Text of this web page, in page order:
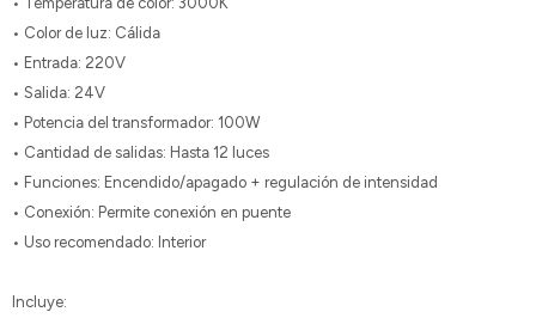
• Color de luz: Cálida
• Entrada: 220V
• Salida: 24V
• Potencia del transformador: 100W
• Cantidad de salidas: Hasta 12 luces
• Funciones: Encendido/apagado + regulación de intensidad
• Conexión: Permite conexión en puente
• Uso recomendado: Interior
Incluye: